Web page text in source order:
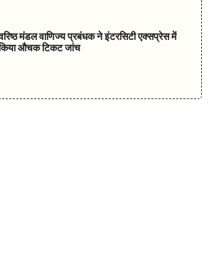
मंडल वाणिज्य प्रबंधक ने इंटरसिटी एक्सप्रेस में
औचक टिकट जांच